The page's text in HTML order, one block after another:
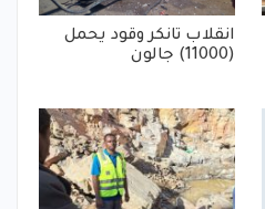
انقلاب تانكر وقود يحمل
(11000) جالون